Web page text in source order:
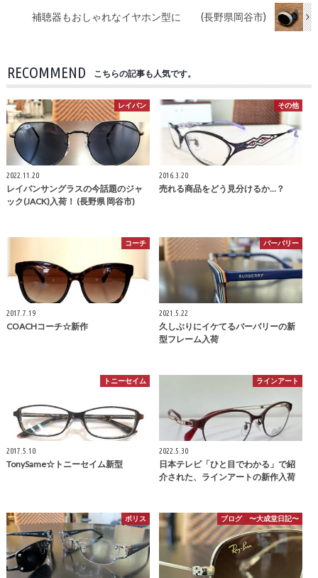
補聴器もおしゃれなイヤホン型に (長野県岡谷市)
RECOMMEND こちらの記事も人気です。
レイバン
2022.11.20
レイバンサングラスの今話題のジャ
ック(JACK)入荷！ (長野県 岡谷市)
その他
2016.3.20
売れる商品をどう見分けるか…？
コーチ
2017.7.19
COACHコーチ☆新作
バーバリー
2021.5.22
久しぶりにイケてるバーバリーの新
型フレーム入荷
トニーセイム
2017.5.10
TonySame☆トニーセイム新型
ラインアート
2022.5.30
日本テレビ「ひと目でわかる」で紹
介された、ラインアートの新作入荷
ポリス ブログ 〜大成堂日記〜